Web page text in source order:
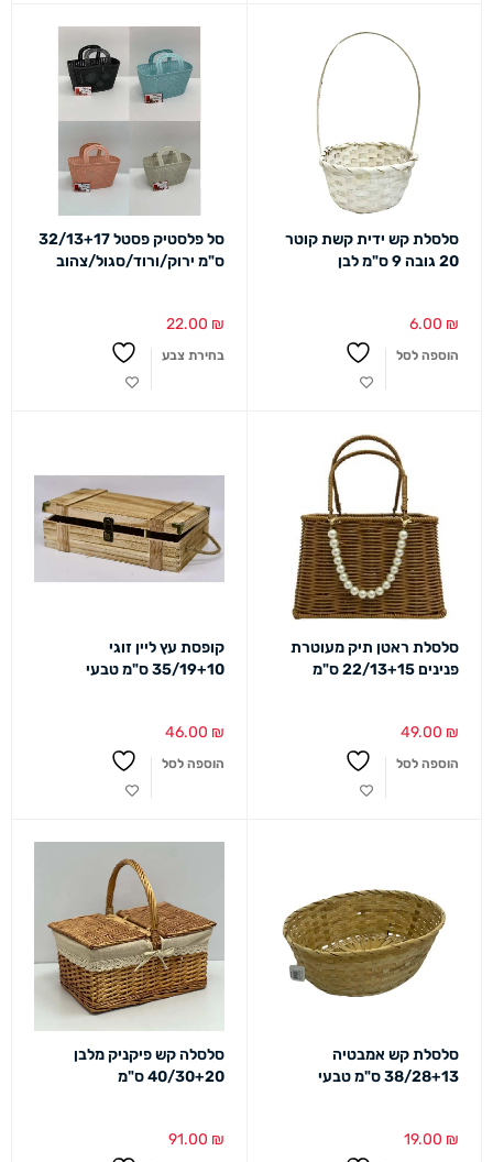
סלסלת קש ידית קשת קוטר
20 גובה 9 ס"מ לבן
6.00 ₪
הוספה לסל
סל פלסטיק פסטל 32/13+17
ס"מ ירוק/ורוד/סגול/צהוב
22.00 ₪
בחירת צבע
סלסלת ראטן תיק מעוטרת
פנינים 22/13+15 ס"מ
49.00 ₪
הוספה לסל
קופסת עץ ליין זוגי
35/19+10 ס"מ טבעי
46.00 ₪
הוספה לסל
סלסלת קש אמבטיה
38/28+13 ס"מ טבעי
19.00 ₪
סלסלה קש פיקניק מלבן
40/30+20 ס"מ
91.00 ₪